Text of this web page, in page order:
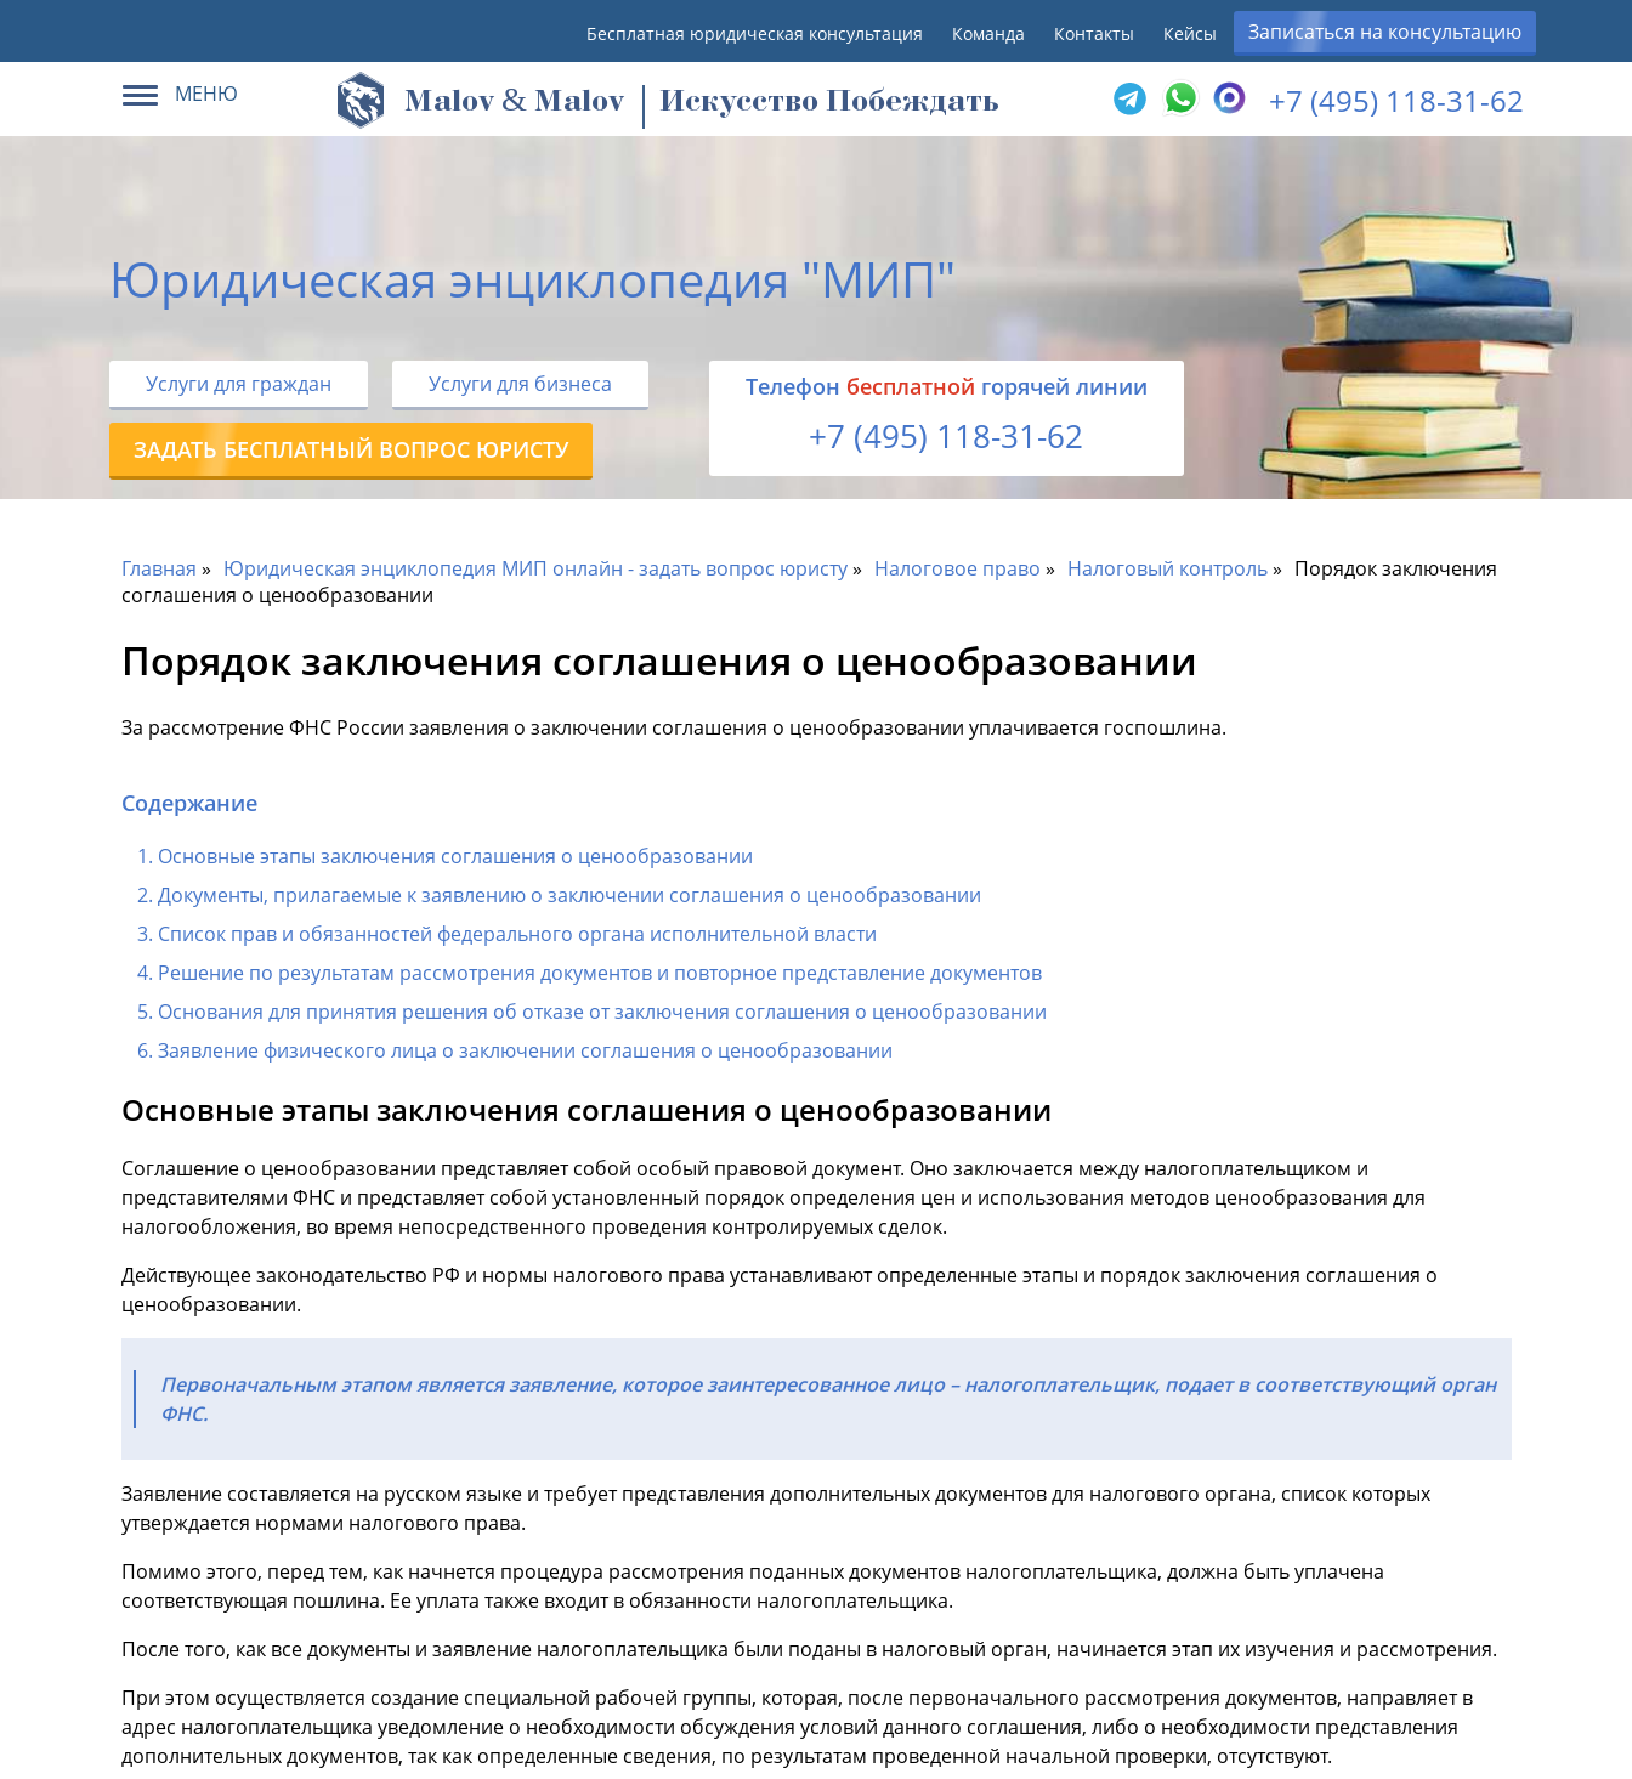
Бесплатная юридическая консультация Команда Контакты Кейсы Записаться на консультацию
МЕНЮ Malov & Malov Искусство Побеждать +7 (495) 118-31-62
Юридическая энциклопедия "МИП"
Услуги для граждан Услуги для бизнеса
ЗАДАТЬ БЕСПЛАТНЫЙ ВОПРОС ЮРИСТУ
Tелефон бесплатной горячей линии
+7 (495) 118-31-62
Главная Юридическая энциклопедия МИП онлайн - задать вопрос юристу Налоговое право Налоговый контроль
Порядок заключения
соглашения о ценообразовании
Порядок заключения соглашения о ценообразовании
За рассмотрение ФНС России заявления о заключении соглашения о ценообразовании уплачивается госпошлина.
Содержание
Основные этапы заключения соглашения о ценообразовании
Документы, прилагаемые к заявлению о заключении соглашения о ценообразовании
Список прав и обязанностей федерального органа исполнительной власти
Решение по результатам рассмотрения документов и повторное представление документов
Основания для принятия решения об отказе от заключения соглашения о ценообразовании
Заявление физического лица о заключении соглашения о ценообразовании
Основные этапы заключения соглашения о ценообразовании
Соглашение о ценообразовании представляет собой особый правовой документ. Оно заключается между налогоплательщиком и
представителями ФНС и представляет собой установленный порядок определения цен и использования методов ценообразования для
налогообложения, во время непосредственного проведения контролируемых сделок.
Действующее законодательство РФ и нормы налогового права устанавливают определенные этапы и порядок заключения соглашения о
ценообразовании.
Первоначальным этапом является заявление, которое заинтересованное лицо – налогоплательщик, подает в соответствующий орган
ФНС.
Заявление составляется на русском языке и требует представления дополнительных документов для налогового органа, список которых
утверждается нормами налогового права.
Помимо этого, перед тем, как начнется процедура рассмотрения поданных документов налогоплательщика, должна быть уплачена
соответствующая пошлина. Ее уплата также входит в обязанности налогоплательщика.
После того, как все документы и заявление налогоплательщика были поданы в налоговый орган, начинается этап их изучения и рассмотрения.
При этом осуществляется создание специальной рабочей группы, которая, после первоначального рассмотрения документов, направляет в
адрес налогоплательщика уведомление о необходимости обсуждения условий данного соглашения, либо о необходимости представления
дополнительных документов, так как определенные сведения, по результатам проведенной начальной проверки, отсутствуют.